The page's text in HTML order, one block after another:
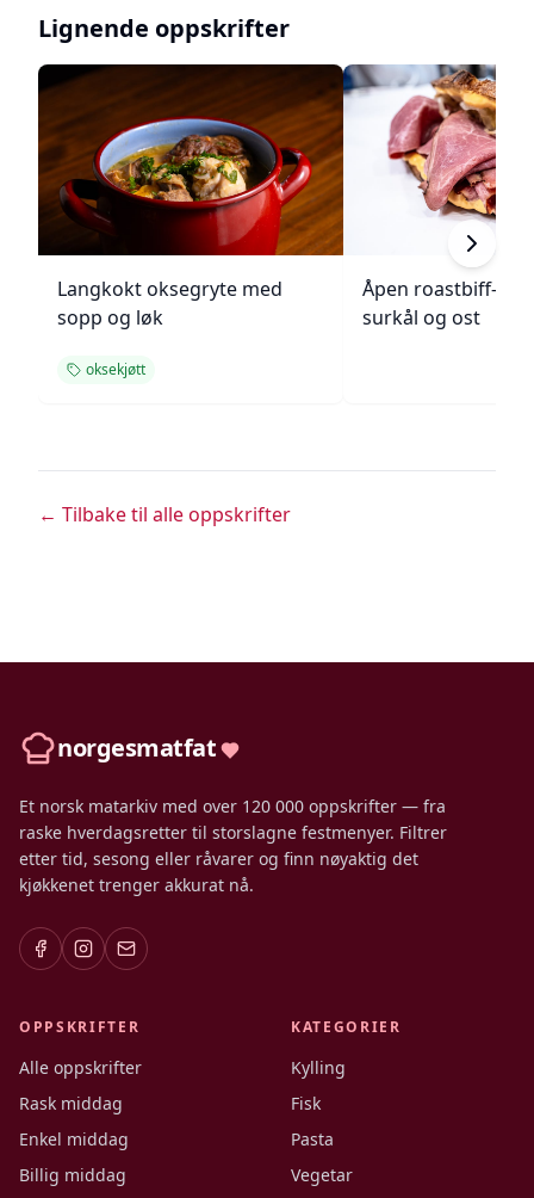
Lignende oppskrifter
Langkokt oksegryte med
sopp og løk
oksekjøtt
Åpen roastbiff-
surkål og ost
← Tilbake til alle oppskrifter
norgesmatfat
Et norsk matarkiv med over 120 000 oppskrifter — fra
raske hverdagsretter til storslagne festmenyer. Filtrer
etter tid, sesong eller råvarer og finn nøyaktig det
kjøkkenet trenger akkurat nå.
OPPSKRIFTER
Alle oppskrifter
Rask middag
Enkel middag
Billig middag
KATEGORIER
Kylling
Fisk
Pasta
Vegetar